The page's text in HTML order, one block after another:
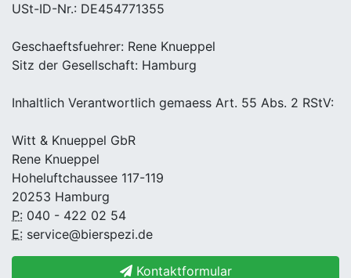
USt-ID-Nr.: DE454771355
Geschaeftsfuehrer: Rene Knueppel
Sitz der Gesellschaft: Hamburg
Inhaltlich Verantwortlich gemaess Art. 55 Abs. 2 RStV:
Witt & Knueppel GbR
Rene Knueppel
Hoheluftchaussee 117-119
20253 Hamburg
P: 040 - 422 02 54
E: service@bierspezi.de
Kontaktformular